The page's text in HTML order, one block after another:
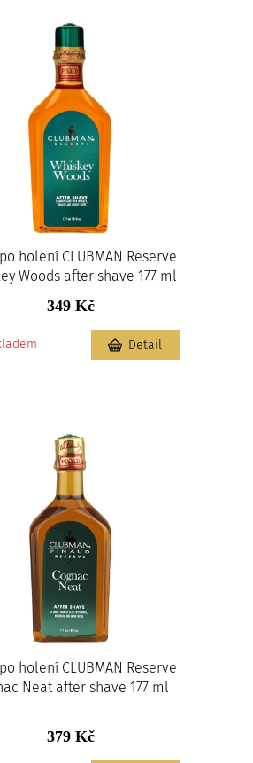
holení CLUBMAN Reserve
Woods after shave 177 ml
349 Kč
Detail
holení CLUBMAN Reserve
Neat after shave 177 ml
379 Kč